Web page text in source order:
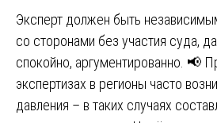
Эксперт должен быть
со сторонами без участия суда,
спокойно, аргументированно. 📢
экспертизах в регионы часто
давления – в таких случаях